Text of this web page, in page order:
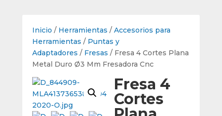
Inicio / Herramientas / Accesorios para
Herramientas / Puntas y
Adaptadores / Fresas / Fresa 4 Cortes Plana
Metal Duro Ø3 Mm Fresadora Cnc
Fresa 4
Cortes